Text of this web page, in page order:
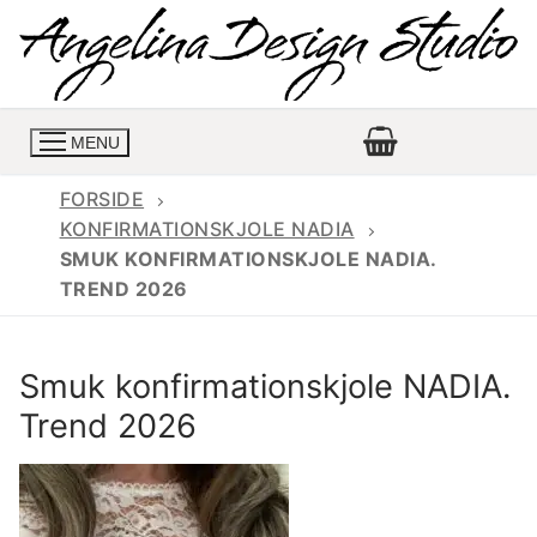
indhold
MENU
Konfirmations buksedragter
Konfirmationskjoler med lange ærmer
Konfirmationskjoler udsalg
Skrædder priser
Jeans priser
Kontakt
FORSIDE
KONFIRMATIONSKJOLE NADIA
SMUK KONFIRMATIONSKJOLE NADIA.
TREND 2026
Smuk konfirmationskjole NADIA.
Trend 2026